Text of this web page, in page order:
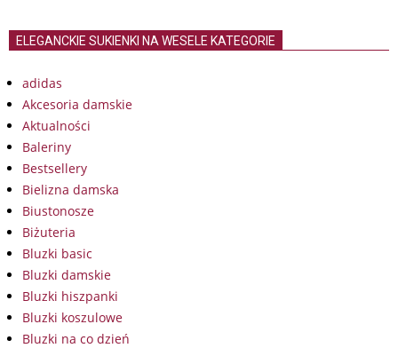
ELEGANCKIE SUKIENKI NA WESELE KATEGORIE
adidas
Akcesoria damskie
Aktualności
Baleriny
Bestsellery
Bielizna damska
Biustonosze
Biżuteria
Bluzki basic
Bluzki damskie
Bluzki hiszpanki
Bluzki koszulowe
Bluzki na co dzień